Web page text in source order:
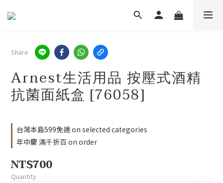
Share
Arnest生活用品 按壓式酒精
抗菌面紙盒 [76058]
台灣本島599免運 on selected categories
年中慶 滿千折百 on order
NT$700
Quantity